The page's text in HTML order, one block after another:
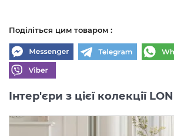
Поділіться цим товаром :
Інтер'єри з цієї колекції